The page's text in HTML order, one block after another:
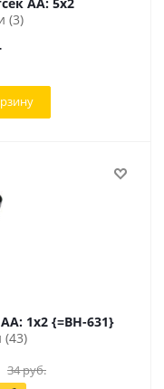
(3)
BH325-1A батарейный отсек АА: 1х2 {=BH-631}
(43)
34руб.